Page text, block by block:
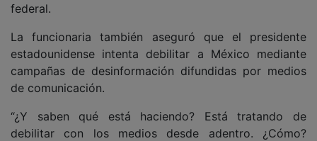
federal.
La funcionaria también aseguró que el presidente
estadounidense intenta debilitar a México mediante
campañas de desinformación difundidas por medios
de comunicación.
“¿Y saben qué está haciendo? Está tratando de
debilitar con los medios desde adentro. ¿Cómo?